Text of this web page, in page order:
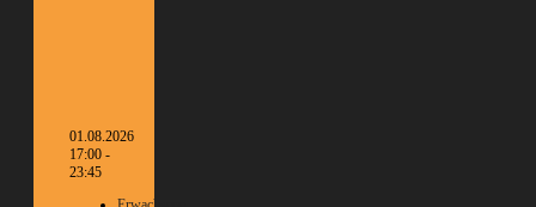
01.08.2026
17:00 -
23:45